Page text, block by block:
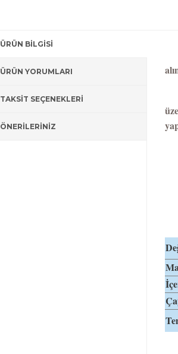
ÜRÜN BİLGİSİ
ÜRÜN YORUMLARI
TAKSİT SEÇENEKLERİ
ÖNERİLERİNİZ
-
-
-
-